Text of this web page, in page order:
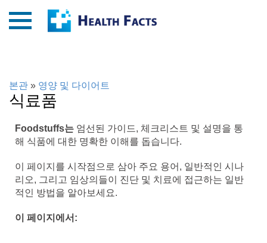
본관 » 영양 및 다이어트
식료품
Foodstuffs는 엄선된 가이드, 체크리스트 및 설명을 통
해 식품에 대한 명확한 이해를 돕습니다.
이 페이지를 시작점으로 삼아 주요 용어, 일반적인 시나
리오, 그리고 임상의들이 진단 및 치료에 접근하는 일반
적인 방법을 알아보세요.
이 페이지에서: